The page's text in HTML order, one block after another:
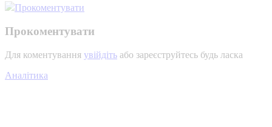
Прокоментувати
Прокоментувати
Для коментування увійдіть або зареєструйтесь будь ласка
Аналітика